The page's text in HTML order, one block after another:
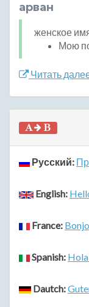
арван
женское
Мою
Читать
Русский:
English:
France:
Spanish:
Dautch: